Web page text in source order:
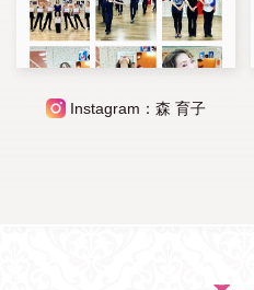
Instagram：森 育子